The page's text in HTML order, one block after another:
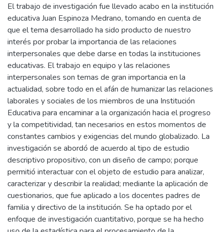
El trabajo de investigación fue llevado acabo en la institución
educativa Juan Espinoza Medrano, tomando en cuenta de
que el tema desarrollado ha sido producto de nuestro
interés por probar la importancia de las relaciones
interpersonales que debe darse en todas la instituciones
educativas. El trabajo en equipo y las relaciones
interpersonales son temas de gran importancia en la
actualidad, sobre todo en el afán de humanizar las relaciones
laborales y sociales de los miembros de una Institución
Educativa para encaminar a la organización hacia el progreso
y la competitividad, tan necesarios en estos momentos de
constantes cambios y exigencias del mundo globalizado. La
investigación se abordó de acuerdo al tipo de estudio
descriptivo propositivo, con un diseño de campo; porque
permitió interactuar con el objeto de estudio para analizar,
caracterizar y describir la realidad; mediante la aplicación de
cuestionarios, que fue aplicado a los docentes padres de
familia y directivo de la institución. Se ha optado por el
enfoque de investigación cuantitativo, porque se ha hecho